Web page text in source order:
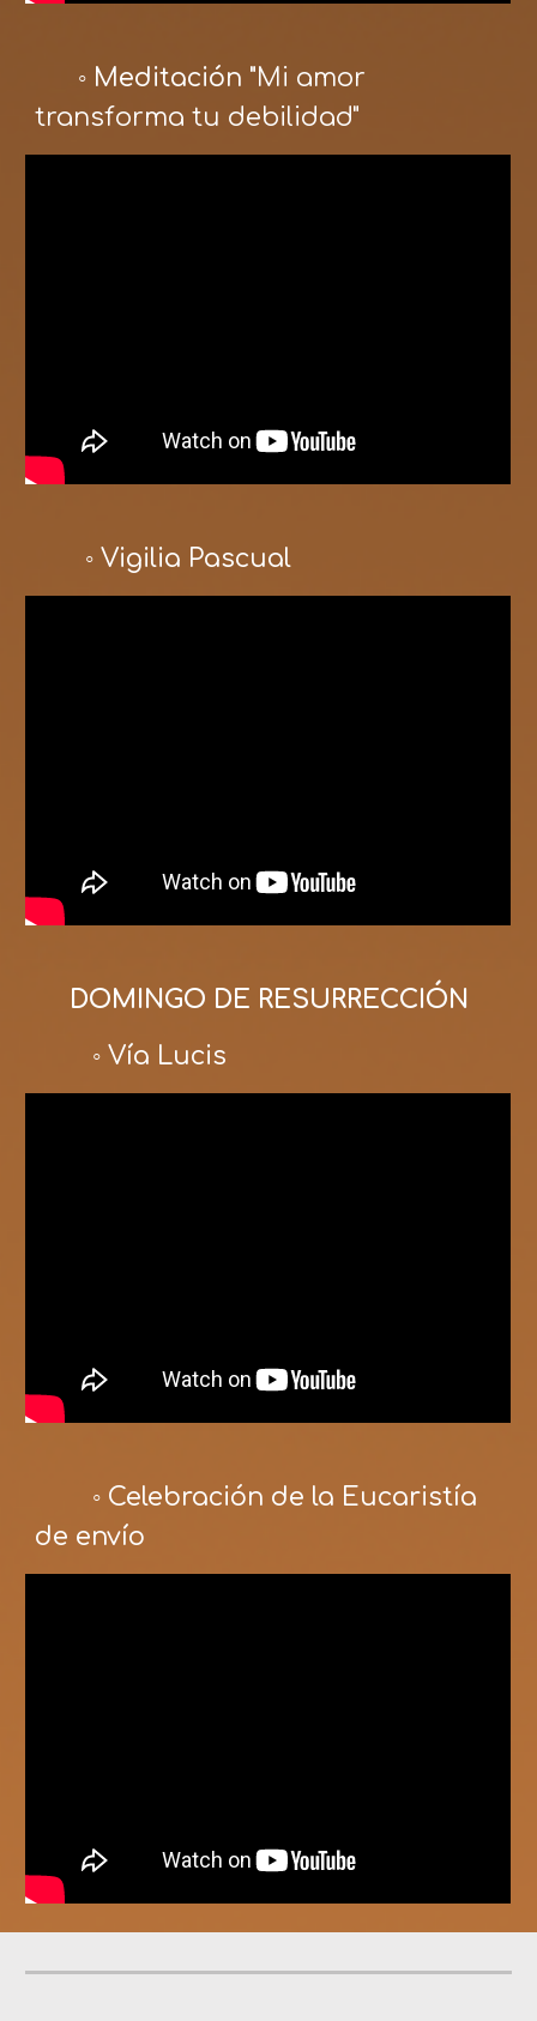
◦ Meditación "Mi amor
transforma tu debilidad"
◦ Vigilia Pascual
DOMINGO DE RESURRECCIÓN
◦ Vía Lucis
◦ Celebración de la Eucaristía
de envío